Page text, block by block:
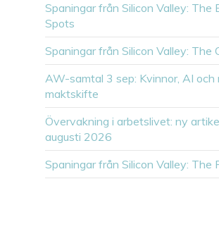
Spaningar från Silicon Valley: The
Spots
Spaningar från Silicon Valley: The
AW-samtal 3 sep: Kvinnor, AI och
maktskifte
Övervakning i arbetslivet: ny
augusti 2026
Spaningar från Silicon Valley: The